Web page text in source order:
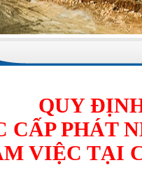
QUY
PHÁT
VIỆC TẠI